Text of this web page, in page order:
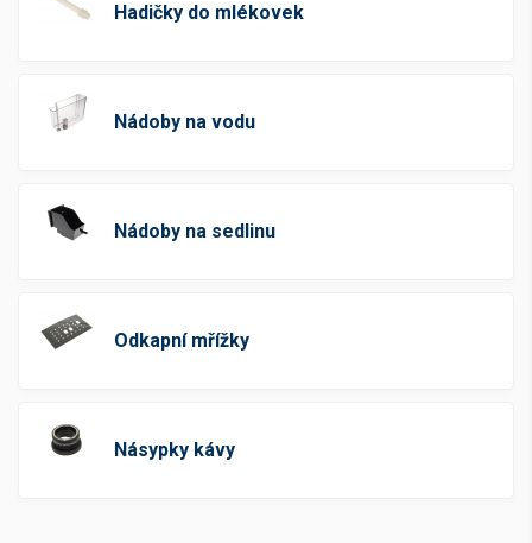
Hadičky do mlékovek
Nádoby na vodu
Nádoby na sedlinu
Odkapní mřížky
Násypky kávy